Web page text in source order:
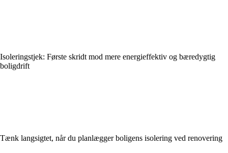
Isoleringstjek: Første skridt mod mere energieffektiv og bæredygtig
boligdrift
Tænk langsigtet, når du planlægger boligens isolering ved renovering